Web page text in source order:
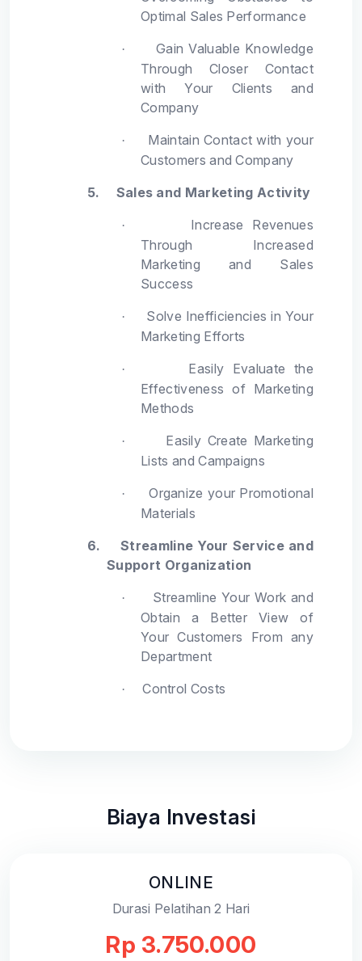
Optimal Sales Performance
·
Gain Valuable Knowledge
Through Closer Contact
with Your Clients and
Company
·
Maintain Contact with your
Customers and Company
5.
Sales and Marketing Activity
·
Increase Revenues
Through Increased
Marketing and Sales
Success
·
Solve Inefficiencies in Your
Marketing Efforts
·
Easily Evaluate the
Effectiveness of Marketing
Methods
·
Easily Create Marketing
Lists and Campaigns
·
Organize your Promotional
Materials
6.
Streamline Your Service and
Support Organization
·
Streamline Your Work and
Obtain a Better View of
Your Customers From any
Department
· Control Costs
Biaya Investasi
ONLINE
Durasi Pelatihan 2 Hari
Rp 3.750.000